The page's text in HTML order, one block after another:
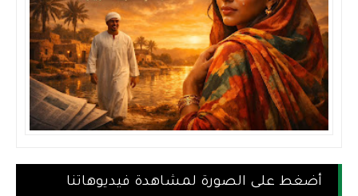
أضغط على الصورة لمشاهدة فيديوهاتنا